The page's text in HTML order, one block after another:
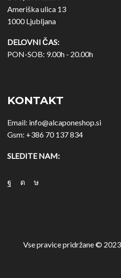
Ameriška ulica 13
1000 Ljubljana
DELOVNI ČAS:
PON-SOB: 9.00h - 20.00h
KONTAKT
Email: info@alcaponeshop.si
Gsm: +386 70 137 834
SLEDITE NAM:
Vse pravice pridržane ©